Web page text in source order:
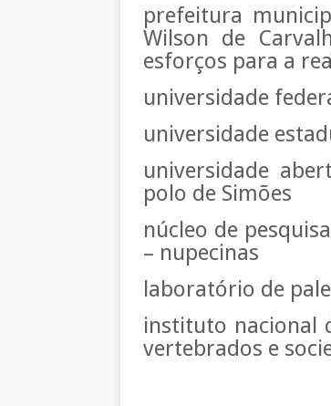
prefeitura
Wilson de
esforços para a
universidade
universidade
universidade
polo de Simões
núcleo de
– nupecinas
laboratório de
instituto nacional
vertebrados e